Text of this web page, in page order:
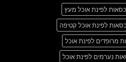
כסאות לפינת אוכל מעץ
כסאות לפינת אוכל קטיפה
מרופדים לפינת אוכל
נערמים לפינת אוכל